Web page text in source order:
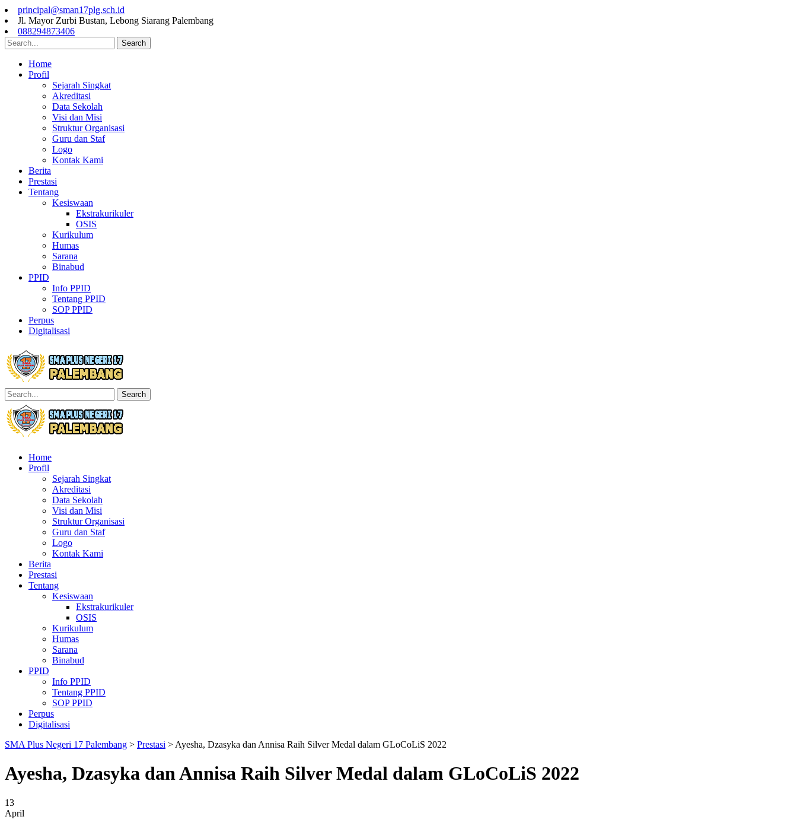
principal@sman17plg.sch.id
Jl. Mayor Zurbi Bustan, Lebong Siarang Palembang
088294873406
Search
Home
Profil
Sejarah Singkat
Akreditasi
Data Sekolah
Visi dan Misi
Struktur Organisasi
Guru dan Staf
Logo
Kontak Kami
Berita
Prestasi
Tentang
Kesiswaan
Ekstrakurikuler
OSIS
Kurikulum
Humas
Sarana
Binabud
PPID
Info PPID
Tentang PPID
SOP PPID
Perpus
Digitalisasi
Search
Home
Profil
Sejarah Singkat
Akreditasi
Data Sekolah
Visi dan Misi
Struktur Organisasi
Guru dan Staf
Logo
Kontak Kami
Berita
Prestasi
Tentang
Kesiswaan
Ekstrakurikuler
OSIS
Kurikulum
Humas
Sarana
Binabud
PPID
Info PPID
Tentang PPID
SOP PPID
Perpus
Digitalisasi
SMA Plus Negeri 17 Palembang > Prestasi > Ayesha, Dzasyka dan Annisa Raih Silver Medal dalam GLoCoLiS 2022
Ayesha, Dzasyka dan Annisa Raih Silver Medal dalam GLoCoLiS 2022
13
April